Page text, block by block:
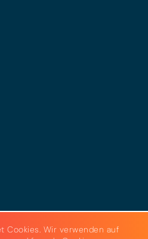
Cookies. Wir verwenden auf